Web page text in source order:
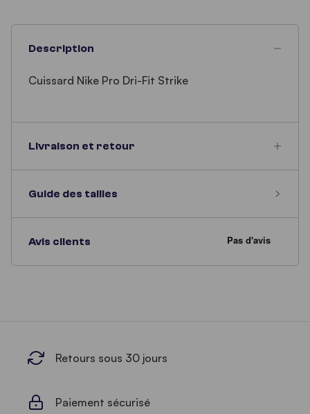
Description
Cuissard Nike Pro Dri-Fit Strike
Livraison et retour
Guide des tailles
Avis clients
Retours sous 30 jours
Paiement sécurisé